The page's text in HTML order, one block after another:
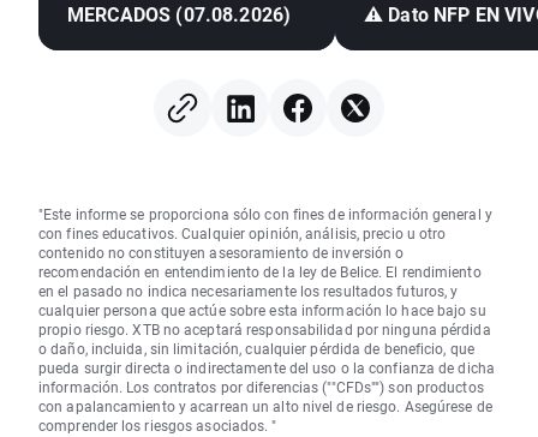
MERCADOS (07.08.2026)
⚠️ Dato NFP EN
"Este informe se proporciona sólo con fines de información general y
con fines educativos. Cualquier opinión, análisis, precio u otro
contenido no constituyen asesoramiento de inversión o
recomendación en entendimiento de la ley de Belice. El rendimiento
en el pasado no indica necesariamente los resultados futuros, y
cualquier persona que actúe sobre esta información lo hace bajo su
propio riesgo. XTB no aceptará responsabilidad por ninguna pérdida
o daño, incluida, sin limitación, cualquier pérdida de beneficio, que
pueda surgir directa o indirectamente del uso o la confianza de dicha
información. Los contratos por diferencias (""CFDs"") son productos
con apalancamiento y acarrean un alto nivel de riesgo. Asegúrese de
comprender los riesgos asociados. "